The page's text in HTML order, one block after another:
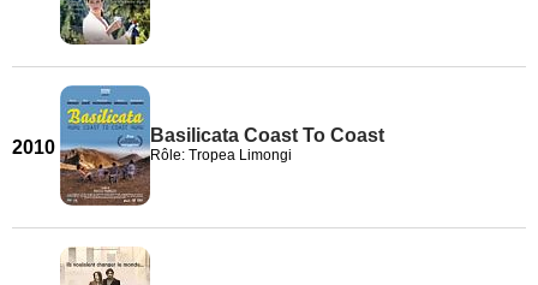
2010
Basilicata Coast To Coast
Rôle: Tropea Limongi